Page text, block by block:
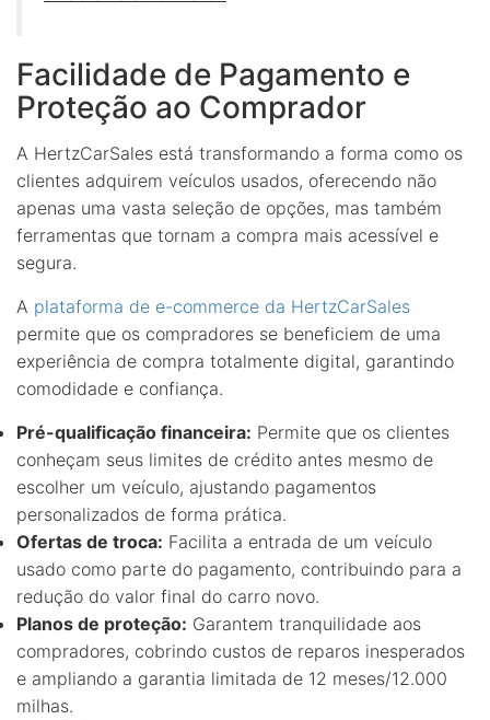
Facilidade de Pagamento e
Proteção ao Comprador
A HertzCarSales está transformando a forma como os
clientes adquirem veículos usados, oferecendo não
apenas uma vasta seleção de opções, mas também
ferramentas que tornam a compra mais acessível e
segura.
A plataforma de e-commerce da HertzCarSales
permite que os compradores se beneficiem de uma
experiência de compra totalmente digital, garantindo
comodidade e confiança.
Pré-qualificação financeira: Permite que os clientes
conheçam seus limites de crédito antes mesmo de
escolher um veículo, ajustando pagamentos
personalizados de forma prática.
Ofertas de troca: Facilita a entrada de um veículo
usado como parte do pagamento, contribuindo para a
redução do valor final do carro novo.
Planos de proteção: Garantem tranquilidade aos
compradores, cobrindo custos de reparos inesperados
e ampliando a garantia limitada de 12 meses/12.000
milhas.